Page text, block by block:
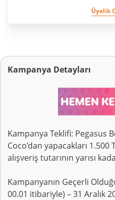
Üyelik
Kampanya Detayları
Kampanya Teklifi: Pegasus
Coco’dan yapacakları 1.500
alışveriş tutarının yarısı
Kampanyanın Geçerli
00.01 itibariyle) – 31 Aralık